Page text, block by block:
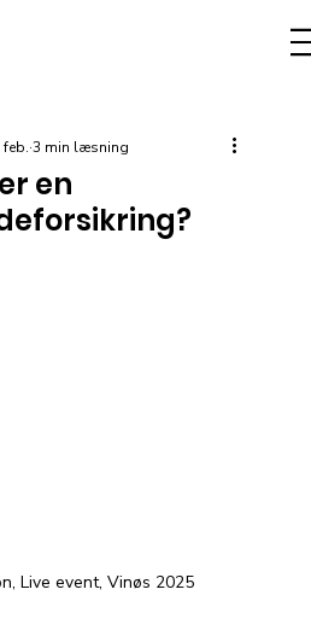
en
feb. 3 min læsning
Live event, Vinøs 2025